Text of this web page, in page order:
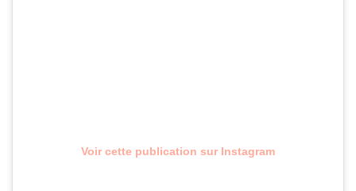
Voir cette publication sur Instagram